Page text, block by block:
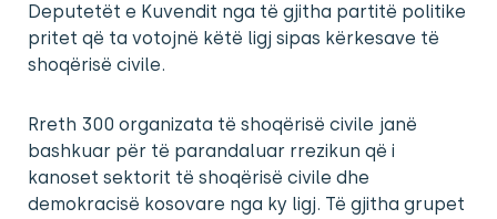
Deputetët e Kuvendit nga të gjitha partitë politike
pritet që ta votojnë këtë ligj sipas kërkesave të
shoqërisë civile.
Rreth 300 organizata të shoqërisë civile janë
bashkuar për të parandaluar rrezikun që i
kanoset sektorit të shoqërisë civile dhe
demokracisë kosovare nga ky ligj. Të gjitha grupet